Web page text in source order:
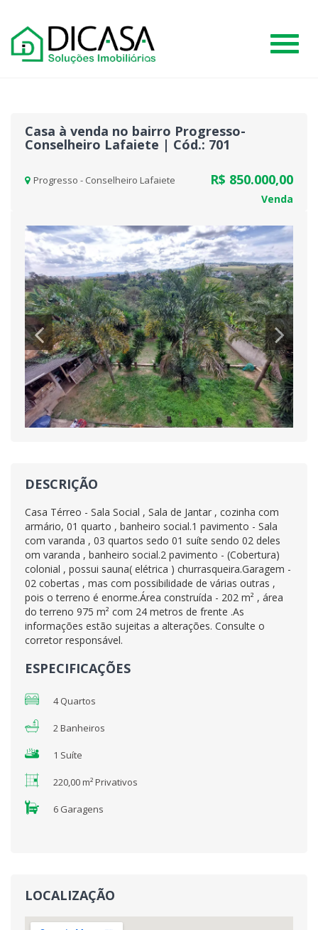
#
Casa à venda no bairro Progresso-
Conselheiro Lafaiete | Cód.: 701
Progresso - Conselheiro Lafaiete R$ 850.000,00
Venda
Previous
DESCRIÇÃO
Casa Térreo - Sala Social , Sala de Jantar , cozinha com
armário, 01 quarto , banheiro social.1 pavimento - Sala
com varanda , 03 quartos sedo 01 suíte sendo 02 deles
om varanda , banheiro social.2 pavimento - (Cobertura)
colonial , possui sauna( elétrica ) churrasqueira.Garagem -
02 cobertas , mas com possibilidade de várias outras ,
pois o terreno é enorme.Área construída - 202 m² , área
do terreno 975 m² com 24 metros de frente .As
informações estão sujeitas a alterações. Consulte o
corretor responsável.
ESPECIFICAÇÕES
4 Quartos
2 Banheiros
1 Suíte
220,00 m² Privativos
6 Garagens
LOCALIZAÇÃO